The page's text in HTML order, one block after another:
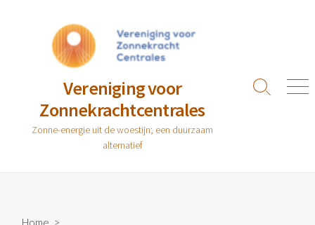
Vereniging voor
Zonnekrachtcentrales
Zonne-energie uit de woestijn; een duurzaam
alternatief
Zoeken
Home >